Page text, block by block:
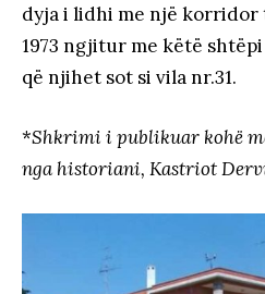
dyja i lidhi me një korridor
1973 ngjitur me këtë
që njihet sot si vila nr.31.
*Shkrimi i publikuar kohë
nga historiani, Kastriot